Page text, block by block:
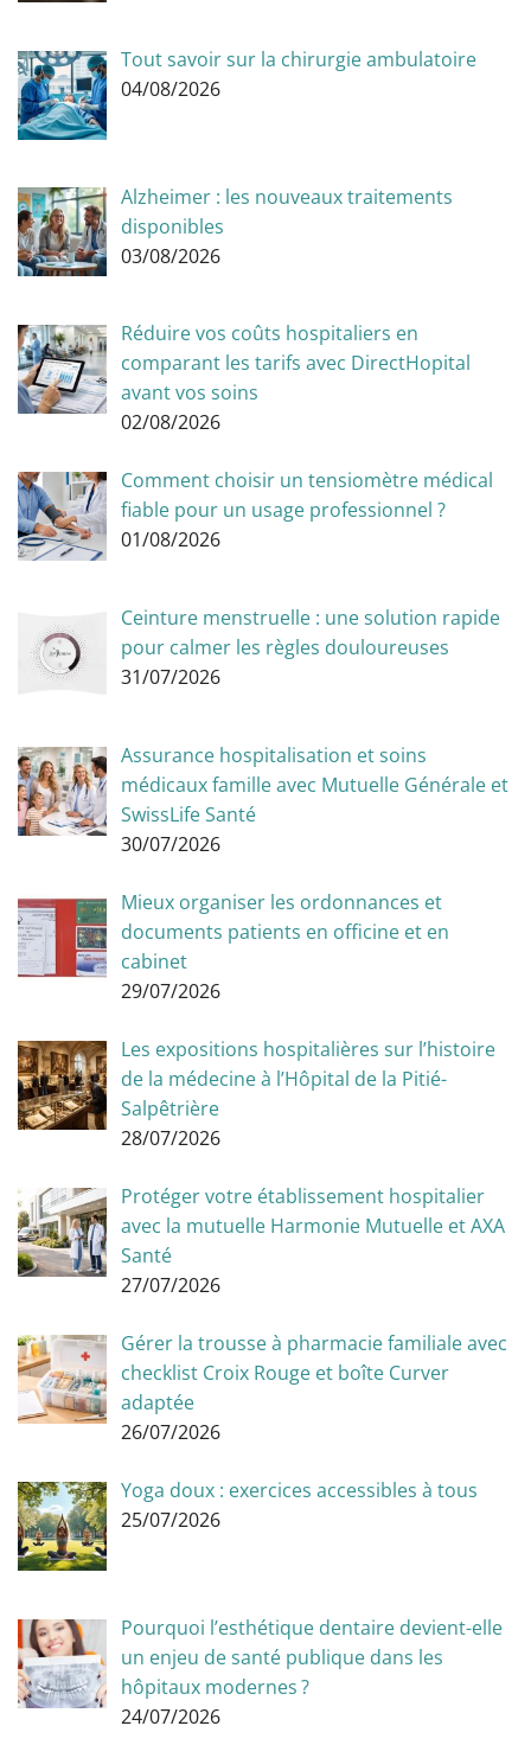
Tout savoir sur la chirurgie ambulatoire
04/08/2026
Alzheimer : les nouveaux traitements
disponibles
03/08/2026
Réduire vos coûts hospitaliers en
comparant les tarifs avec DirectHopital
avant vos soins
02/08/2026
Comment choisir un tensiomètre médical
fiable pour un usage professionnel ?
01/08/2026
Ceinture menstruelle : une solution rapide
pour calmer les règles douloureuses
31/07/2026
Assurance hospitalisation et soins
médicaux famille avec Mutuelle Générale et
SwissLife Santé
30/07/2026
Mieux organiser les ordonnances et
documents patients en officine et en
cabinet
29/07/2026
Les expositions hospitalières sur l’histoire
de la médecine à l’Hôpital de la Pitié-
Salpêtrière
28/07/2026
Protéger votre établissement hospitalier
avec la mutuelle Harmonie Mutuelle et AXA
Santé
27/07/2026
Gérer la trousse à pharmacie familiale avec
checklist Croix Rouge et boîte Curver
adaptée
26/07/2026
Yoga doux : exercices accessibles à tous
25/07/2026
Pourquoi l’esthétique dentaire devient-elle
un enjeu de santé publique dans les
hôpitaux modernes ?
24/07/2026